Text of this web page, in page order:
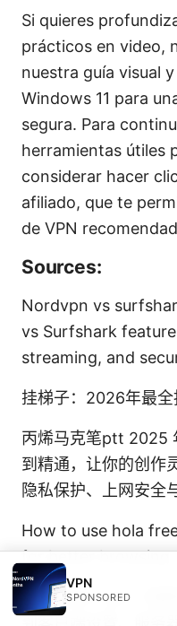
Si quieres
prácticos en video,
nuestra guía visual
Windows 11 para
segura. Para
herramientas útiles
considerar hacer
afiliado, que te
de VPN
Sources:
Nordvpn vs
vs Surfshark
streaming, and
挂梯子：2026年最全
丙烯马克笔ptt 2025
到精通，让你的创作
隐私保护、上网安全
How to use hola
for better browsing
Forticlient vpn一直
VPN
SPONSORED